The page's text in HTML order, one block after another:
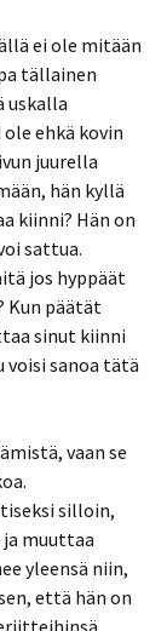
ei ole mitään
tällainen
uskalla
ehkä kovin
juurella
hän kyllä
kiinni? Hän on
sattua.
jos hyppäät
Kun päätät
sinut kiinni
voisi sanoa tätä
vaan se
silloin,
ja muuttaa
yleensä niin,
että hän on